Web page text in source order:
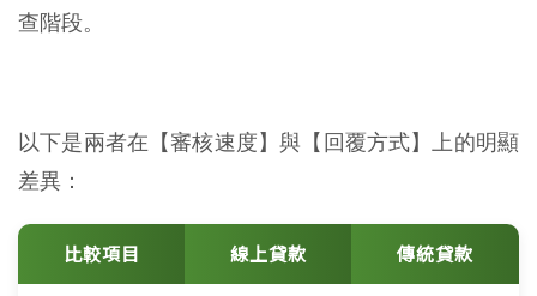
查階段。
以下是兩者在【審核速度】與【回覆方式】上的明顯
差異：
比較項目 線上貸款 傳統貸款